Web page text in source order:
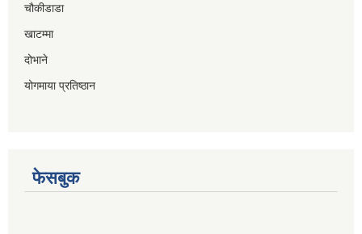
चौकीडाडा
खाटम्मा
दोभाने
योगमाया प्रतिष्ठान
फेसबुक